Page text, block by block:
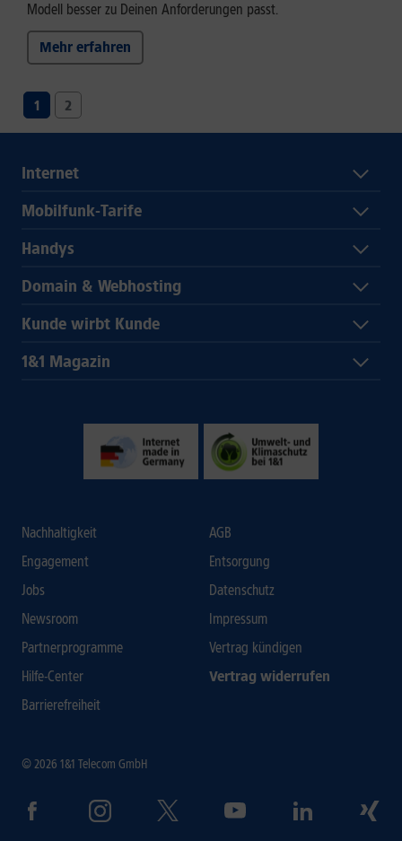
Modell besser zu Deinen Anforderungen passt.
Mehr erfahren
1 2
Internet
Mobilfunk-Tarife
Handys
Domain & Webhosting
Kunde wirbt Kunde
1&1 Magazin
Nachhaltigkeit
Engagement
Jobs
Newsroom
Partnerprogramme
Hilfe-Center
Barrierefreiheit
AGB
Entsorgung
Datenschutz
Impressum
Vertrag kündigen
Vertrag widerrufen
© 2026 1&1 Telecom GmbH